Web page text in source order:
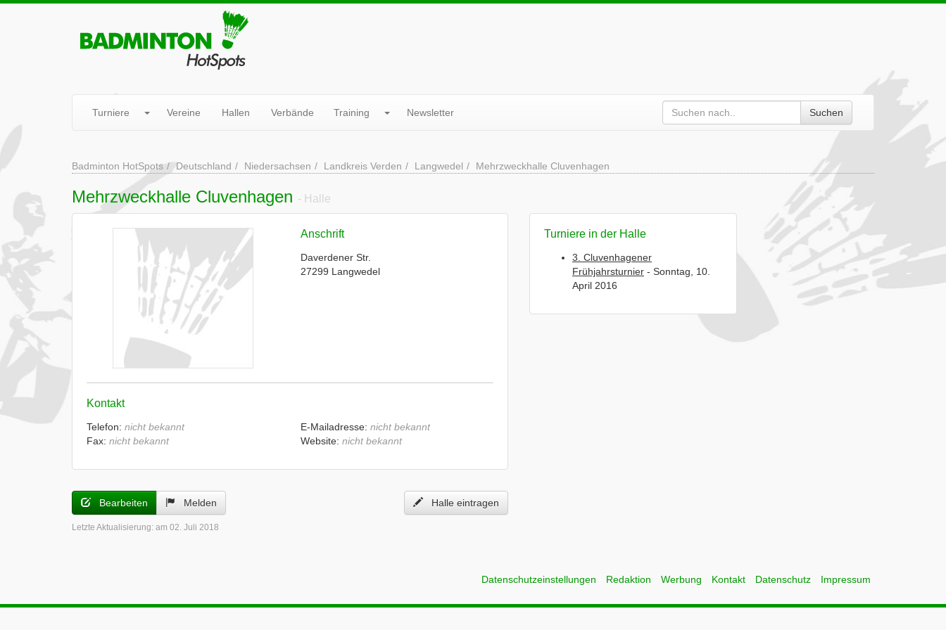
Turniere Vereine Hallen Verbände Training Newsletter Suchen
Badminton HotSpots Deutschland Niedersachsen Landkreis Verden Langwedel Mehrzweckhalle Cluvenhagen
Mehrzweckhalle Cluvenhagen - Halle
Anschrift
Daverdener Str.
27299 Langwedel
Kontakt
Telefon: nicht bekannt
Fax: nicht bekannt
E-Mailadresse: nicht bekannt
Website: nicht bekannt
Bearbeiten Melden Halle eintragen
Letzte Aktualisierung: am 02. Juli 2018
Turniere in der Halle
3. Cluvenhagener
Frühjahrsturnier- Sonntag, 10.
April 2016
Datenschutzeinstellungen Redaktion Werbung Kontakt Datenschutz Impressum